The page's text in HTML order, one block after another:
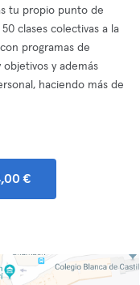
tu propio punto de
clases colectivas a la
programas de
y además
haciendo más de
€